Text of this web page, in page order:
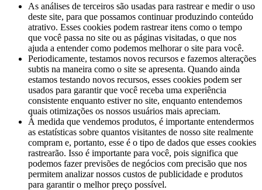
As análises de terceiros são usadas para rastrear e medir o uso
deste site, para que possamos continuar produzindo conteúdo
atrativo. Esses cookies podem rastrear itens como o tempo
que você passa no site ou as páginas visitadas, o que nos
ajuda a entender como podemos melhorar o site para você.
Periodicamente, testamos novos recursos e fazemos alterações
subtis na maneira como o site se apresenta. Quando ainda
estamos testando novos recursos, esses cookies podem ser
usados ​​para garantir que você receba uma experiência
consistente enquanto estiver no site, enquanto entendemos
quais otimizações os nossos usuários mais apreciam.
À medida que vendemos produtos, é importante entendermos
as estatísticas sobre quantos visitantes de nosso site realmente
compram e, portanto, esse é o tipo de dados que esses cookies
rastrearão. Isso é importante para você, pois significa que
podemos fazer previsões de negócios com precisão que nos
permitem analizar nossos custos de publicidade e produtos
para garantir o melhor preço possível.